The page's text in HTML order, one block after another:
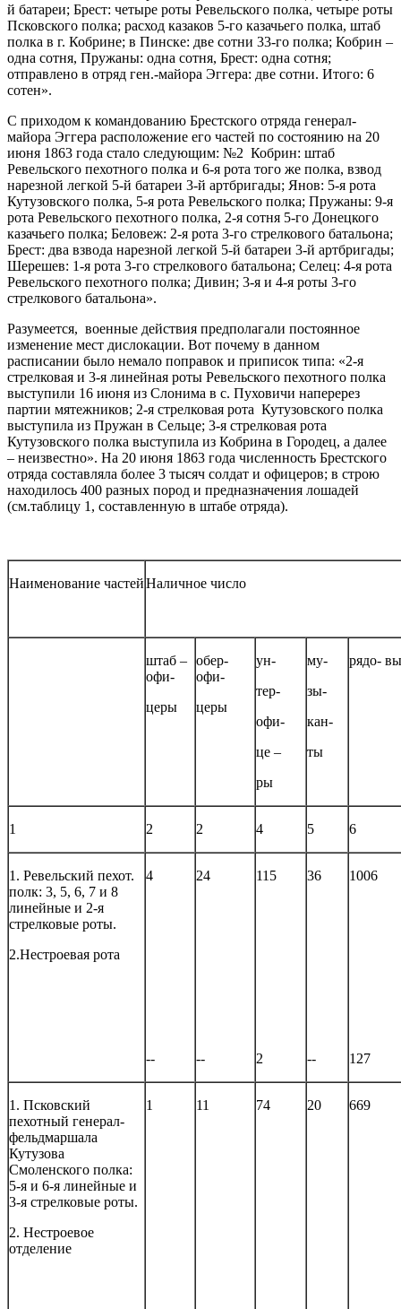
й батареи; Брест: четыре роты Ревельского полка, четыре роты
Псковского полка; расход казаков 5-го казачьего полка, штаб
полка в г. Кобрине; в Пинске: две сотни 33-го полка; Кобрин –
одна сотня, Пружаны: одна сотня, Брест: одна сотня;
отправлено в отряд ген.-майора Эггера: две сотни. Итого: 6
сотен».
С приходом к командованию Брестского отряда генерал-
майора Эггера расположение его частей по состоянию на 20
июня 1863 года стало следующим: №2 Кобрин: штаб
Ревельского пехотного полка и 6-я рота того же полка, взвод
нарезной легкой 5-й батареи 3-й артбригады; Янов: 5-я рота
Кутузовского полка, 5-я рота Ревельского полка; Пружаны: 9-я
рота Ревельского пехотного полка, 2-я сотня 5-го Донецкого
казачьего полка; Беловеж: 2-я рота 3-го стрелкового батальона;
Брест: два взвода нарезной легкой 5-й батареи 3-й артбригады;
Шерешев: 1-я рота 3-го стрелкового батальона; Селец: 4-я рота
Ревельского пехотного полка; Дивин; 3-я и 4-я роты 3-го
стрелкового батальона».
Разумеется, военные действия предполагали постоянное
изменение мест дислокации. Вот почему в данном
расписании было немало поправок и приписок типа: «2-я
стрелковая и 3-я линейная роты Ревельского пехотного полка
выступили 16 июня из Слонима в с. Пуховичи наперерез
партии мятежников; 2-я стрелковая рота Кутузовского полка
выступила из Пружан в Сельце; 3-я стрелковая рота
Кутузовского полка выступила из Кобрина в Городец, а далее
– неизвестно». На 20 июня 1863 года численность Брестского
отряда составляла более 3 тысяч солдат и офицеров; в строю
находилось 400 разных пород и предназначения лошадей
(см.таблицу 1, составленную в штабе отряда).
Наименование частейНаличное число
штаб –
офи-
церы
обер-
офи-
церы
ун-
тер-
офи-
це –
ры
му-
зы-
кан-
ты
рядо-
1 2 2 4 5 6
1. Ревельский пехот.
полк: 3, 5, 6, 7 и 8
линейные и 2-я
стрелковые роты.
2.Нестроевая рота
4
--
24
--
115
2
36
--
1006
127
1. Псковский
пехотный генерал-
фельдмаршала
Кутузова
Смоленского полка:
5-я и 6-я линейные и
3-я стрелковые роты.
2. Нестроевое
отделение
1 11 74 20 669